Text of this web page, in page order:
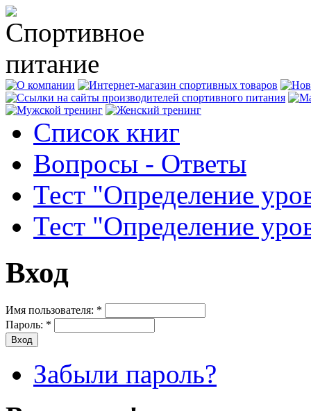
Список книг
Вопросы - Ответы
Тест "Определение
Тест "Определение
Вход
Имя пользователя: *
Пароль: *
Забыли пароль?